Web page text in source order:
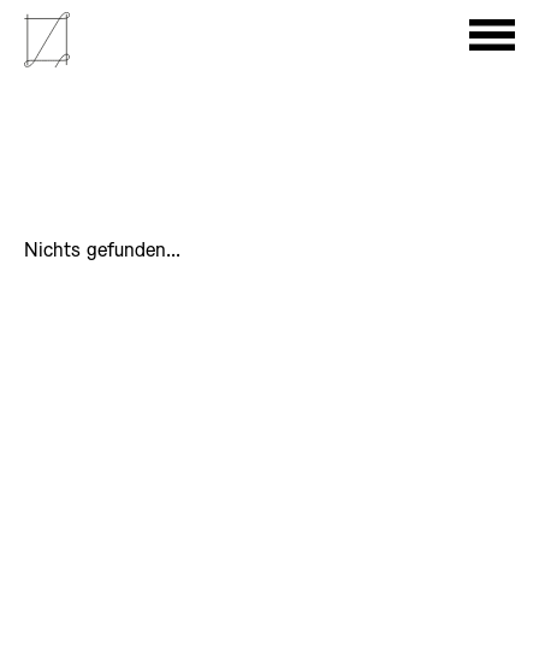
Nichts gefunden...